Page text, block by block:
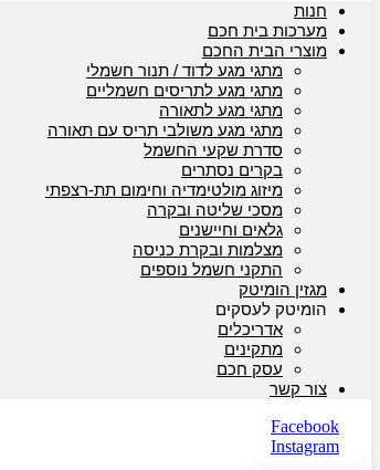
חנות
מערכות בית חכם
מוצרי הבית החכם
מתגי מגע לדוד / תנור חשמלי
מתגי מגע לתריסים חשמליים
מתגי מגע לתאורה
מתגי מגע משולבי תריס עם תאורה
סדרת שקעי החשמל
בקרים נסתרים
מיזוג מולטימדיה וחימום תת-רצפתי
מסכי שליטה ובקרה
גלאים וחיישנים
מצלמות ובקרת כניסה
התקני חשמל נוספים
מגזין הומיטק
הומיטק לעסקים
אדריכלים
מתקינים
עסק חכם
צור קשר
Facebook
Instagram